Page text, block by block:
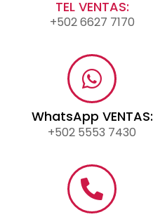
TEL VENTAS:
+502 6627 7170
WhatsApp VENTAS:
+502 5553 7430